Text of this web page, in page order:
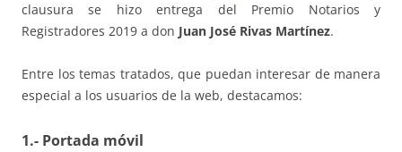
clausura se hizo entrega del Premio Notarios y
Registradores 2019 a don Juan José Rivas Martínez.
Entre los temas tratados, que puedan interesar de manera
especial a los usuarios de la web, destacamos:
1.- Portada móvil